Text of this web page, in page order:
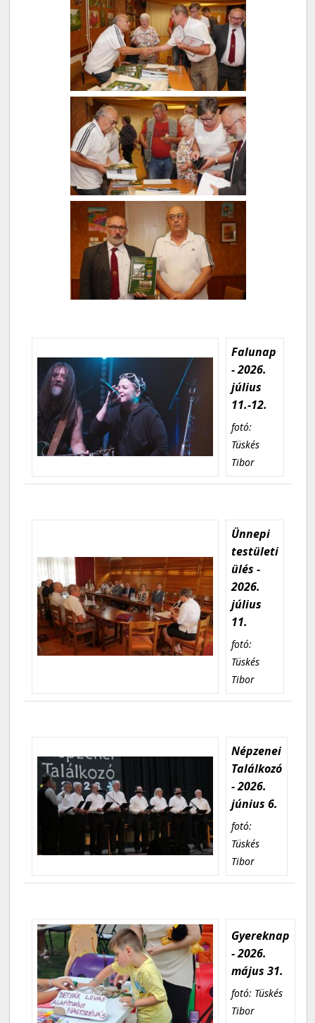
Falunap
- 2026.
július
11.-12.
fotó:
Tüskés
Tibor
Ünnepi
testületi
ülés -
2026.
július
11.
fotó:
Tüskés
Tibor
Népzenei
Találkozó
- 2026.
június 6.
fotó:
Tüskés
Tibor
Gyereknap
- 2026.
május 31.
fotó: Tüskés
Tibor